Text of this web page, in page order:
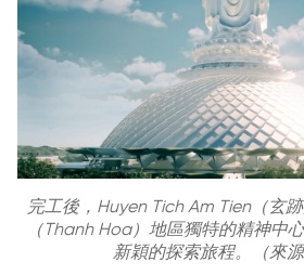
完工後，Huyen Tich Am Tien（玄
（Thanh Hoa）地區獨特的精神中
新穎的探索旅程。（來源